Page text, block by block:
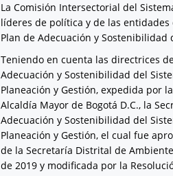
La Comisión Intersectorial del
líderes de política y de las
Plan de Adecuación y Sostenibilidad
Teniendo en cuenta las directrices
Adecuación y Sostenibilidad del
Planeación y Gestión, expedida por
Alcaldía Mayor de Bogotá D.C., la
Adecuación y Sostenibilidad del
Planeación y Gestión, el cual fue
de la Secretaría Distrital de
de 2019 y modificada por la